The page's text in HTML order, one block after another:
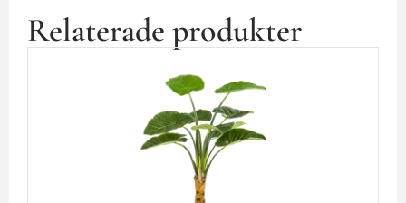
Relaterade produkter